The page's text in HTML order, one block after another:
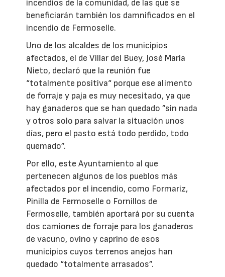
incendios de la comunidad, de las que se
beneficiarán también los damnificados en el
incendio de Fermoselle.
Uno de los alcaldes de los municipios
afectados, el de Villar del Buey, José María
Nieto, declaró que la reunión fue
“totalmente positiva“ porque ese alimento
de forraje y paja es muy necesitado, ya que
hay ganaderos que se han quedado ”sin nada
y otros solo para salvar la situación unos
días, pero el pasto está todo perdido, todo
quemado”.
Por ello, este Ayuntamiento al que
pertenecen algunos de los pueblos más
afectados por el incendio, como Formariz,
Pinilla de Fermoselle o Fornillos de
Fermoselle, también aportará por su cuenta
dos camiones de forraje para los ganaderos
de vacuno, ovino y caprino de esos
municipios cuyos terrenos anejos han
quedado “totalmente arrasados”.